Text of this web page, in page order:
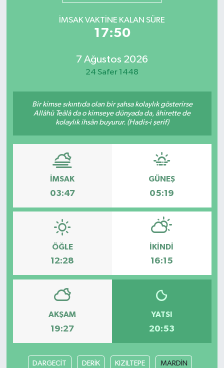
İMSAK VAKTINE KALAN SÜRE
17:50
7 Ağustos 2026
24 Safer 1448
Bir kimse sıkıntıda olan bir şahsa kolaylık gösterirse
Allâhü Teâlâ da o kimseye dünyada da, âhirette de
kolaylık ihsân buyurur. (Hadis-i şerif)
İMSAK
03:47
GÜNEŞ
05:19
ÖĞLE
12:28
İKINDI
16:15
AKŞAM
19:27
YATSI
20:53
DARGECİT DERİK KIZILTEPE MARDİN
Mevzuat